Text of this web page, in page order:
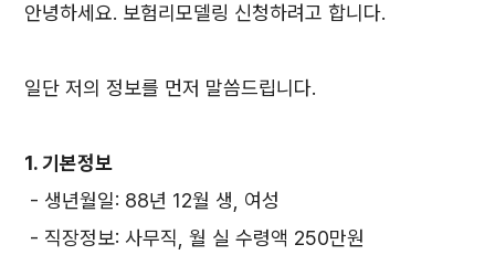
안녕하세요. 보험리모델링 신청하려고 합니다.
일단 저의 정보를 먼저 말씀드립니다.
1. 기본정보
- 생년월일: 88년 12월 생, 여성
- 직장정보: 사무직, 월 실 수령액 250만원